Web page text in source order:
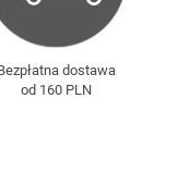
dostawa
od 160 PLN